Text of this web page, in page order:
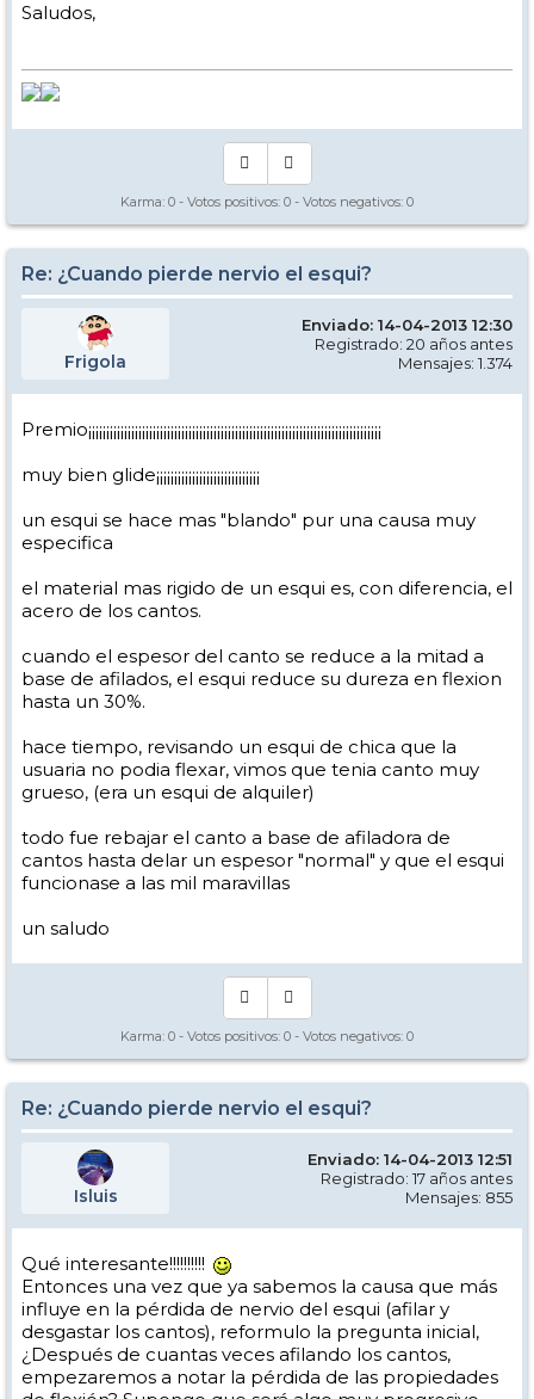
Saludos,
Karma: 0 - Votos positivos: 0 - Votos negativos: 0
Re: ¿Cuando pierde nervio el esqui?
Frigola
Enviado: 14-04-2013 12:30
Registrado: 20 años antes
Mensajes: 1.374
Premio¡¡¡¡¡¡¡¡¡¡¡¡¡¡¡¡¡¡¡¡¡¡¡¡¡¡¡¡¡¡¡¡¡¡¡¡¡¡¡¡¡¡¡¡¡¡¡¡¡¡¡¡¡¡¡¡¡¡¡¡¡¡¡¡¡¡¡¡¡¡¡¡¡¡¡¡¡¡¡¡¡¡
muy bien glide¡¡¡¡¡¡¡¡¡¡¡¡¡¡¡¡¡¡¡¡¡¡¡¡¡¡¡¡¡
un esqui se hace mas "blando" pur una causa muy
especifica
el material mas rigido de un esqui es, con diferencia, el
acero de los cantos.
cuando el espesor del canto se reduce a la mitad a
base de afilados, el esqui reduce su dureza en flexion
hasta un 30%.
hace tiempo, revisando un esqui de chica que la
usuaria no podia flexar, vimos que tenia canto muy
grueso, (era un esqui de alquiler)
todo fue rebajar el canto a base de afiladora de
cantos hasta delar un espesor "normal" y que el esqui
funcionase a las mil maravillas
un saludo
Karma: 0 - Votos positivos: 0 - Votos negativos: 0
Re: ¿Cuando pierde nervio el esqui?
Isluis
Enviado: 14-04-2013 12:51
Registrado: 17 años antes
Mensajes: 855
Qué interesante!!!!!!!!!!
Entonces una vez que ya sabemos la causa que más
influye en la pérdida de nervio del esqui (afilar y
desgastar los cantos), reformulo la pregunta inicial,
¿Después de cuantas veces afilando los cantos,
empezaremos a notar la pérdida de las propiedades